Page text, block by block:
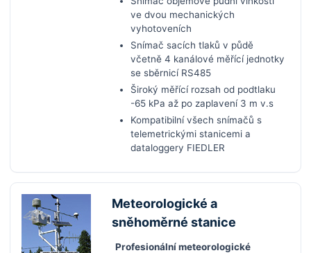
ve dvou mechanických
vyhotoveních
Snímač sacích tlaků v půdě
včetně 4 kanálové měřící jednotky
se sběrnicí RS485
Široký měřící rozsah od podtlaku
-65 kPa až po zaplavení 3 m v.s
Kompatibilní všech snímačů s
telemetrickými stanicemi a
dataloggery FIEDLER
Meteorologické a
sněhoměrné stanice
Profesionální meteorologické